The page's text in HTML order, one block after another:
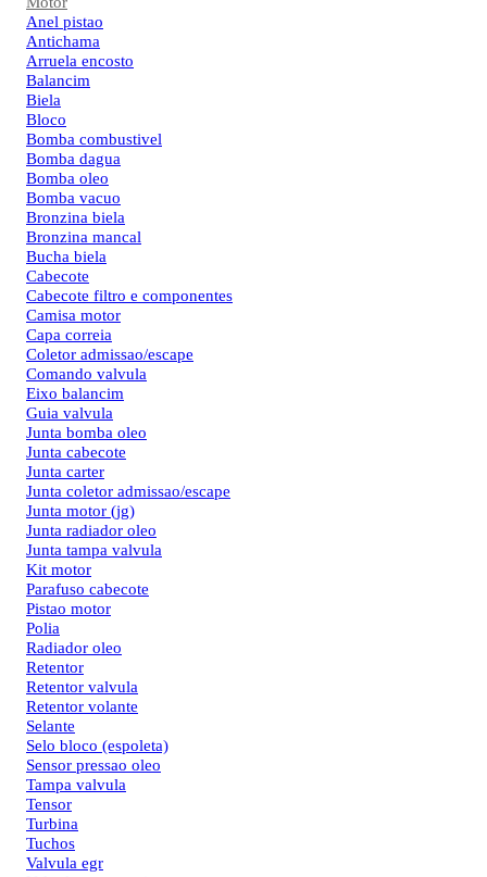
Anel pistao
Antichama
Arruela encosto
Balancim
Biela
Bloco
Bomba combustivel
Bomba dagua
Bomba oleo
Bomba vacuo
Bronzina biela
Bronzina mancal
Bucha biela
Cabecote
Cabecote filtro e componentes
Camisa motor
Capa correia
Coletor admissao/escape
Comando valvula
Eixo balancim
Guia valvula
Junta bomba oleo
Junta cabecote
Junta carter
Junta coletor admissao/escape
Junta motor (jg)
Junta radiador oleo
Junta tampa valvula
Kit motor
Parafuso cabecote
Pistao motor
Polia
Radiador oleo
Retentor
Retentor valvula
Retentor volante
Selante
Selo bloco (espoleta)
Sensor pressao oleo
Tampa valvula
Tensor
Turbina
Tuchos
Valvula egr